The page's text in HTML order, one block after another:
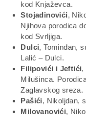
kod Knjaževca.
Stojadinovići,
Njihova porodica
kod Svrljiga.
Dulci, Tomindan,
Lalić – Dulci.
Filipovići i Jeftići,
Milušinca.
Zaglavskog sreza.
Pašići, Nikoljdan,
Milovanovići,